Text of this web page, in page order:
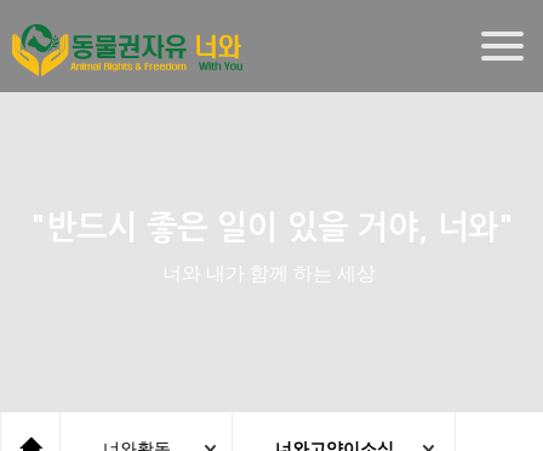
"반드시 좋은 일이 있을 거야, 너와"
너와 내가 함께 하는 세상